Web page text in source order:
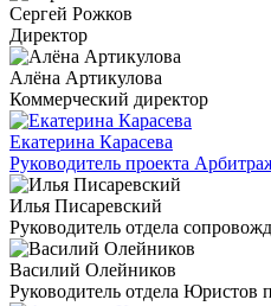
Сергей Рожков
Директор
Алёна Артикулова
Коммерческий директор
Екатерина Карасева
Руководитель проекта
Илья Писаревский
Руководитель отдела
Василий Олейников
Руководитель отдела Юристов